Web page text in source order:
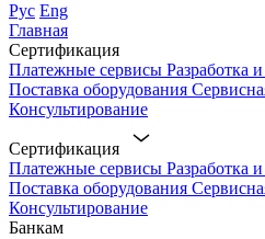
Рус Eng
Главная
Сертификация
Платежные сервисы Разработка
Поставка оборудования
Консультирование
Сертификация
Платежные сервисы Разработка
Поставка оборудования
Консультирование
Банкам